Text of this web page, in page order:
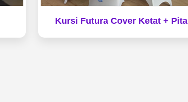
Kursi Futura Cover Ketat + Pita